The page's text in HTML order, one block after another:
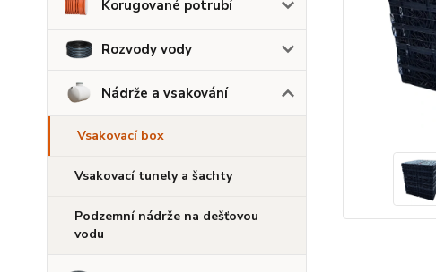
Korugované potrubí
Rozvody vody
Nádrže a vsakování
Vsakovací box
Vsakovací tunely a šachty
Podzemní nádrže na dešťovou
vodu